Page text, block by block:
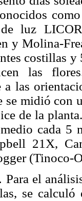
de luz
y Molina-
costillas
las
a las
se midió con
de la
cada 5
21X,
(Tinoco-
Para el
se